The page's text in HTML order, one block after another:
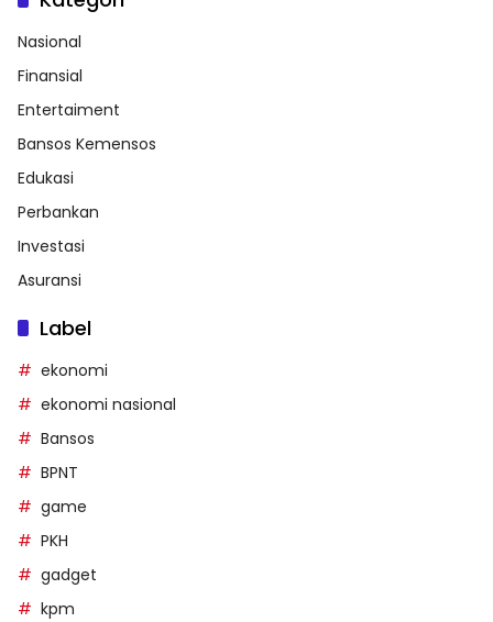
Nasional
Finansial
Entertaiment
Bansos Kemensos
Edukasi
Perbankan
Investasi
Asuransi
Label
ekonomi
ekonomi nasional
Bansos
BPNT
game
PKH
gadget
kpm